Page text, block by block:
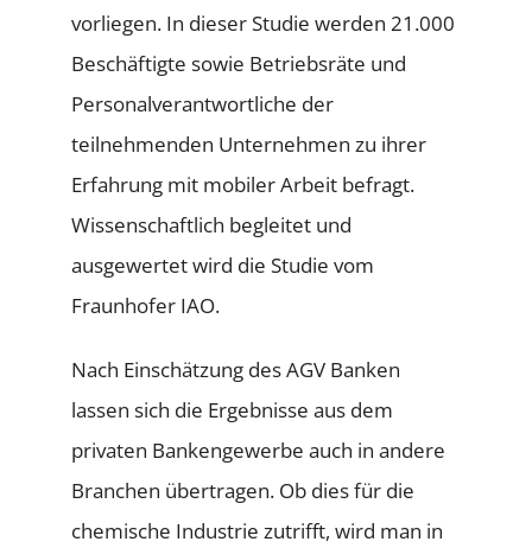
vorliegen. In dieser Studie werden 21.000
Beschäftigte sowie Betriebsräte und
Personalverantwortliche der
teilnehmenden Unternehmen zu ihrer
Erfahrung mit mobiler Arbeit befragt.
Wissenschaftlich begleitet und
ausgewertet wird die Studie vom
Fraunhofer IAO.
Nach Einschätzung des AGV Banken
lassen sich die Ergebnisse aus dem
privaten Bankengewerbe auch in andere
Branchen übertragen. Ob dies für die
chemische Industrie zutrifft, wird man in